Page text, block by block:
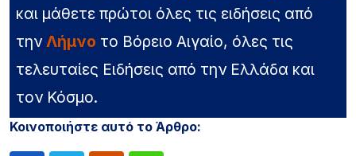
και μάθετε πρώτοι όλες τις ειδήσεις από
την Λήμνο το Βόρειο Αιγαίο, όλες τις
τελευταίες Ειδήσεις από την Ελλάδα και
τον Κόσμο.
Κοινοποιήστε αυτό το Άρθρο: